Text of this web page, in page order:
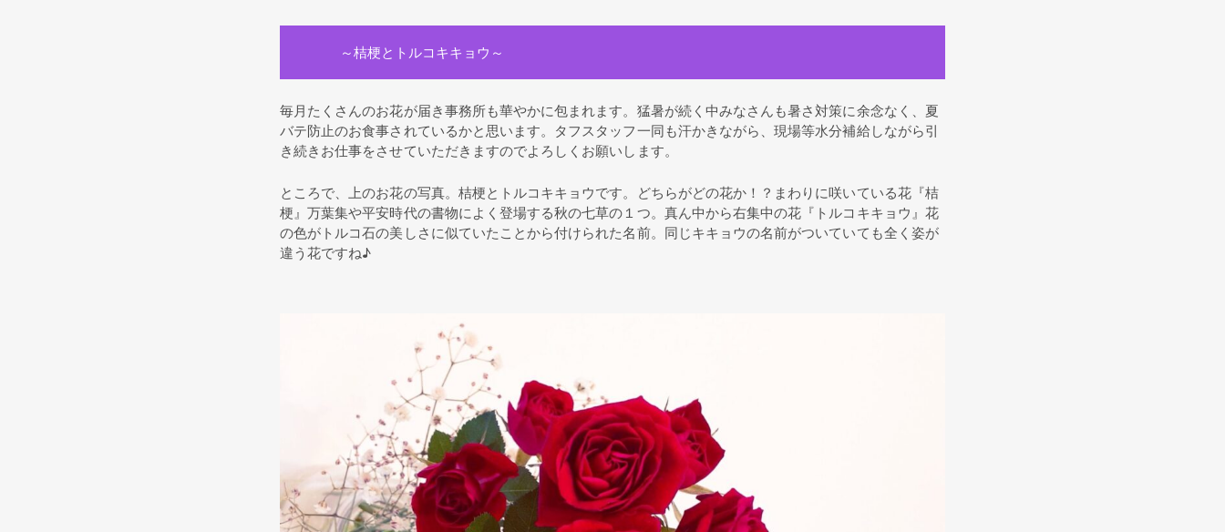
～桔梗とトルコキキョウ～
毎月たくさんのお花が届き事務所も華やかに包まれます。猛暑が続く中みなさんも暑さ対策に余念なく、夏
バテ防止のお食事されているかと思います。タフスタッフ一同も汗かきながら、現場等水分補給しながら引
き続きお仕事をさせていただきますのでよろしくお願いします。
ところで、上のお花の写真。桔梗とトルコキキョウです。どちらがどの花か！？まわりに咲いている花『桔
梗』万葉集や平安時代の書物によく登場する秋の七草の１つ。真ん中から右集中の花『トルコキキョウ』花
の色がトルコ石の美しさに似ていたことから付けられた名前。同じキキョウの名前がついていても全く姿が
違う花ですね♪